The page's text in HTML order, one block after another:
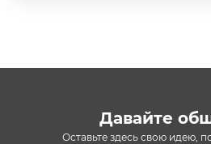
Давайте
Оставьте здесь свою идею,